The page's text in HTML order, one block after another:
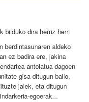
bilduko dira herriz herri
berdintasunaren aldeko
ez badira ere, jakina
antolatua dagoen
gisa ditugun balio,
jaiek, eta ditugun
egoerak...